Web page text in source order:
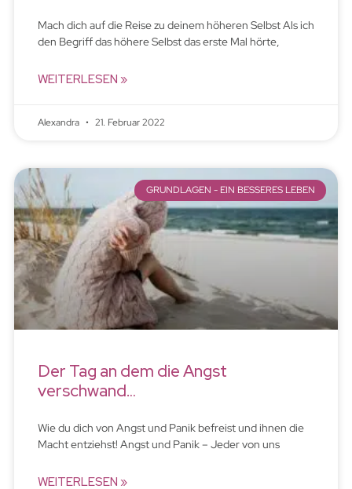
Mach dich auf die Reise zu deinem höheren Selbst Als ich
den Begriff das höhere Selbst das erste Mal hörte,
WEITERLESEN »
Alexandra 21. Februar 2022
GRUNDLAGEN - EIN BESSERES LEBEN
Der Tag an dem die Angst
verschwand…
Wie du dich von Angst und Panik befreist und ihnen die
Macht entziehst! Angst und Panik – Jeder von uns
WEITERLESEN »